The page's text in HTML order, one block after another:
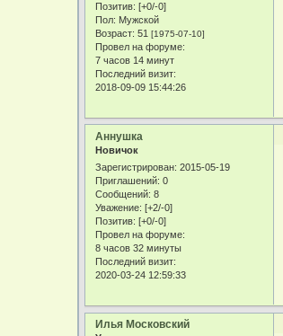
Позитив: [+0/-0]
Пол: Мужской
Возраст: 51[1975-07-10]
Провел на форуме:
7 часов 14 минут
Последний визит:
2018-09-09 15:44:26
Аннушка
Новичок
Зарегистрирован: 2015-05-19
Приглашений: 0
Сообщений: 8
Уважение: [+2/-0]
Позитив: [+0/-0]
Провел на форуме:
8 часов 32 минуты
Последний визит:
2020-03-24 12:59:33
Илья Московский